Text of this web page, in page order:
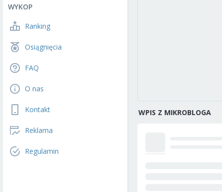
WYKOP
Ranking
Osiągnięcia
FAQ
O nas
Kontakt
Reklama
Regulamin
WPIS Z MIKROBLOGA